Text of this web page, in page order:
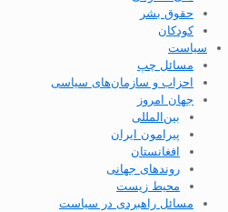
حقوق بشر
کودکان
سیاست
مسائل چپ
احزاب و سازمان‌های سیاسی
جهان امروز
بین‌المللی
پیرامون ایران
افغانستان
روندهای جهانی
محیط زیست
مسائل راهبردی در سیاست